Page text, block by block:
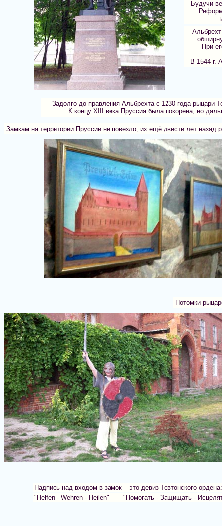
Будучи
При
В 1544 г.
Задолго до правления Альбрехта с 1230 года рыцари
К концу XIII века Пруссия была покорена, но
Замкам на территории Пруссии не повезло, их ещё двести лет назад
Потомки
Надпись над входом в замок – это девиз Тевтонского ордена:
"Helfen - Wehren - Heilen" — "Помогать - Защищать -